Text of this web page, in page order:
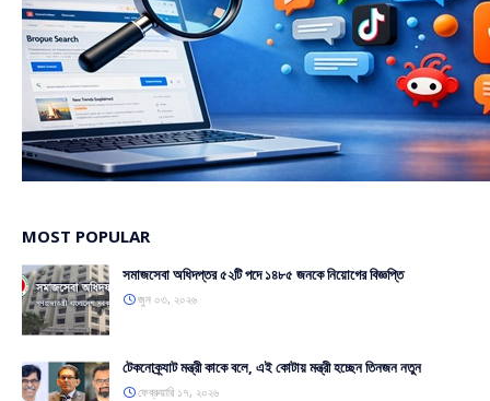
MOST POPULAR
সমাজসেবা অধিদপ্তর ৫২টি পদে ১৪৮৫ জনকে নিয়োগের বিজ্ঞপ্তি
জুন ০৩, ২০২৬
টেকনোক্র্যাট মন্ত্রী কাকে বলে, এই কোটায় মন্ত্রী হচ্ছেন তিনজন নতুন
ফেব্রুয়ারি ১৭, ২০২৬